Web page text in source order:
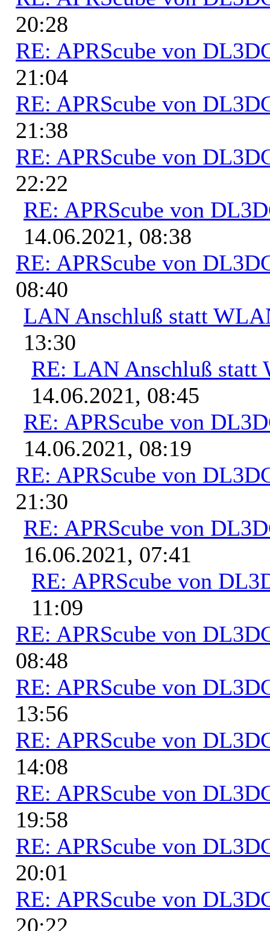
20:28
RE: APRScube von
21:04
RE: APRScube von
21:38
RE: APRScube von
22:22
RE: APRScube von
14.06.2021, 08:38
RE: APRScube von
08:40
LAN Anschluß statt
13:30
RE: LAN Anschluß statt
14.06.2021, 08:45
RE: APRScube von
14.06.2021, 08:19
RE: APRScube von
21:30
RE: APRScube von
16.06.2021, 07:41
RE: APRScube von
11:09
RE: APRScube von
08:48
RE: APRScube von
13:56
RE: APRScube von
14:08
RE: APRScube von
19:58
RE: APRScube von
20:01
RE: APRScube von
20:22